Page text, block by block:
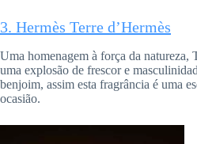
3. Hermès Terre d’Hermès
Uma homenagem à força da natureza,
uma explosão de frescor e
benjoim, assim esta fragrância é uma
ocasião.